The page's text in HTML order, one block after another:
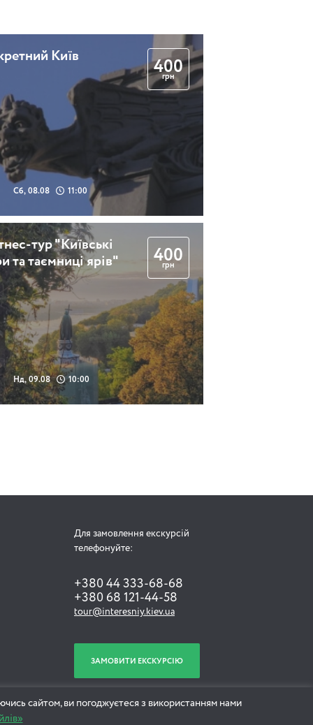
сайтом, ви погоджуєтеся з використанням нами
Давній Київ
3 години
Київ
Сб, 08.08 11:00
400
грн
тур "Київські
та таємниці ярів"
Нд, 09.08 10:00
400
грн
Для замовлення екскурсій
телефонуйте:
+380 44 333-68-68
+380 68 121-44-58
tour@interesniy.kiev.ua
ЗАМОВИТИ ЕКСКУРСІЮ